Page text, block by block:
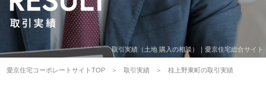
取引実績（土地 購入の相談）｜愛京住宅総合サイト
愛京住宅コーポレートサイトTOP 取引実績 桂上野東町の取引実績